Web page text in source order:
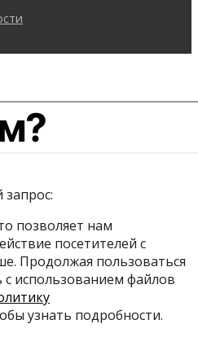
позволяет нам
посетителей с
Продолжая пользоваться
использованием файлов
узнать подробности.